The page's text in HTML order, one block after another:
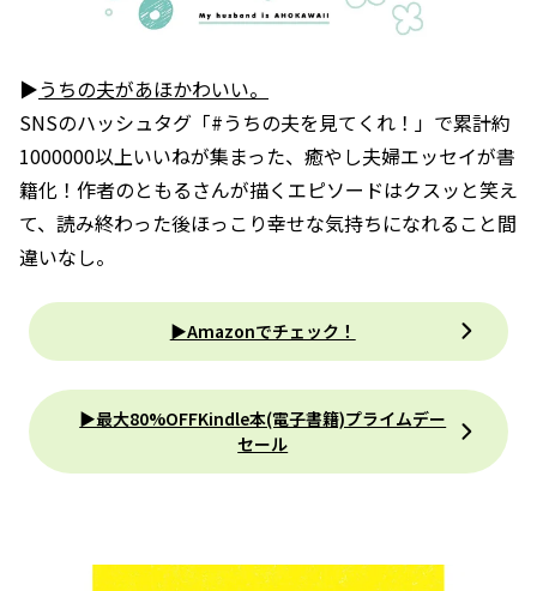
▶うちの夫があほかわいい。
SNSのハッシュタグ「#うちの夫を見てくれ！」で累計約
1000000以上いいねが集まった、癒やし夫婦エッセイが書
籍化！作者のともるさんが描くエピソードはクスッと笑え
て、読み終わった後ほっこり幸せな気持ちになれること間
違いなし。
▶Amazonでチェック！
▶最大80%OFFKindle本(電子書籍)プライムデー
セール